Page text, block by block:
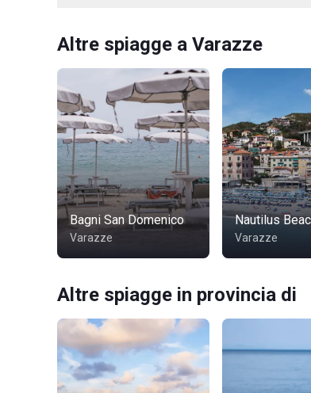
Altre spiagge a Varazze
Bagni San Domenico
Varazze
Nautilus
Varazze
Altre spiagge in provincia di